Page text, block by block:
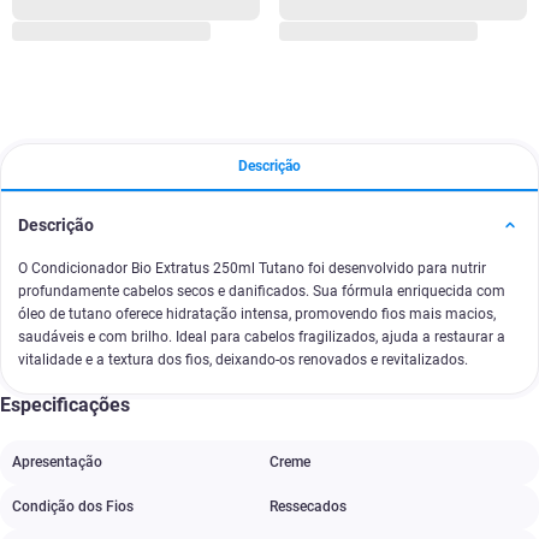
Descrição
Descrição
O Condicionador Bio Extratus 250ml Tutano foi desenvolvido para nutrir
profundamente cabelos secos e danificados. Sua fórmula enriquecida com
óleo de tutano oferece hidratação intensa, promovendo fios mais macios,
saudáveis e com brilho. Ideal para cabelos fragilizados, ajuda a restaurar a
vitalidade e a textura dos fios, deixando-os renovados e revitalizados.
Especificações
Apresentação Creme
Condição dos Fios Ressecados